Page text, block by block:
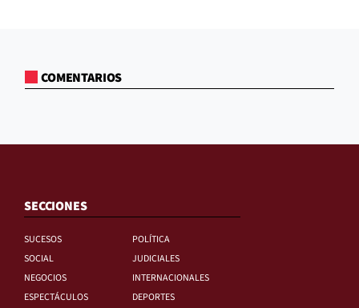
COMENTARIOS
SECCIONES
SUCESOS
POLÍTICA
SOCIAL
JUDICIALES
NEGOCIOS
INTERNACIONALES
ESPECTÁCULOS
DEPORTES